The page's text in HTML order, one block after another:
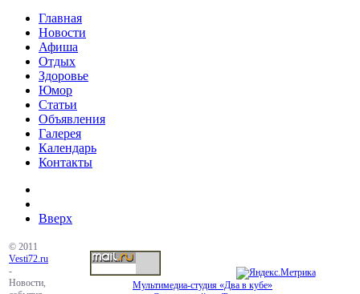
Главная
Новости
Афиша
Отдых
Здоровье
Юмор
Статьи
Объявления
Галерея
Календарь
Контакты
Вверх
© 2011
Vesti72.ru
-
Новости,
Мультимедиа-студия «Два в кубе»